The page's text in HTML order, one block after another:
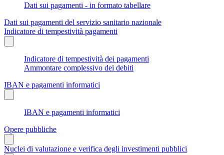
Dati sui pagamenti - in formato tabellare
Dati sui pagamenti del servizio sanitario nazionale
Indicatore di tempestività pagamenti
Indicatore di tempestività dei pagamenti
Ammontare complessivo dei debiti
IBAN e pagamenti informatici
IBAN e pagamenti informatici
Opere pubbliche
Nuclei di valutazione e verifica degli investimenti pubblici